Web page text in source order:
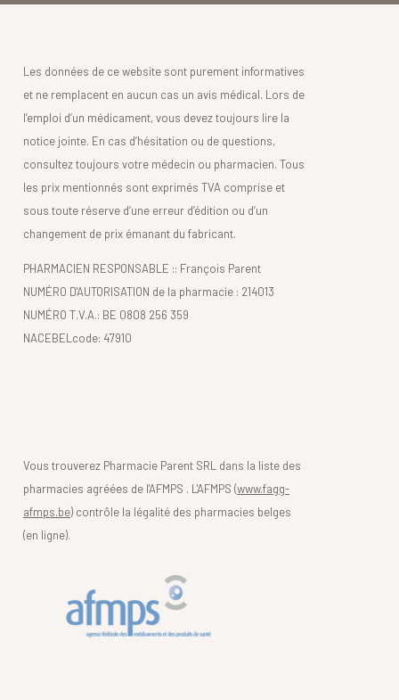
Les données de ce website sont purement informatives
et ne remplacent en aucun cas un avis médical. Lors de
l’emploi d’un médicament, vous devez toujours lire la
notice jointe. En cas d’hésitation ou de questions,
consultez toujours votre médecin ou pharmacien. Tous
les prix mentionnés sont exprimés TVA comprise et
sous toute réserve d’une erreur d’édition ou d’un
changement de prix émanant du fabricant.
PHARMACIEN RESPONSABLE :: François Parent
NUMÉRO D'AUTORISATION de la pharmacie : 214013
NUMÉRO T.V.A.: BE 0808 256 359
NACEBELcode: 47910
Vous trouverez Pharmacie Parent SRL dans la liste des
pharmacies agréées de l'AFMPS . L'AFMPS (www.fagg-
afmps.be) contrôle la légalité des pharmacies belges
(en ligne).